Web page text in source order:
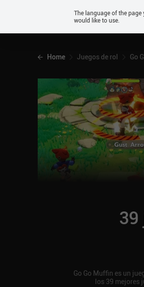
Android
Home Juegos de rol Go
Go Go Muffin es un
los 39 mejores
The language of the
would like to use.